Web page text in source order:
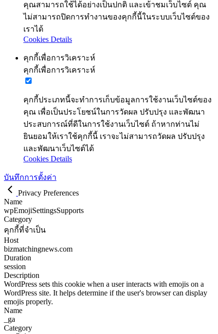
คุณสามารถใช้ได้อย่างเป็นปกติ และเข้าชมเว็บไซต์ คุณ
ไม่สามารถปิดการทำงานของคุกกี้นี้ในระบบเว็บไซต์ของ
เราได้
Cookies Details
คุกกี้เพื่อการวิเคราะห์
คุกกี้เพื่อการวิเคราะห์
คุกกี้ประเภทนี้จะทำการเก็บข้อมูลการใช้งานเว็บไซต์ของ
คุณ เพื่อเป็นประโยชน์ในการวัดผล ปรับปรุง และพัฒนา
ประสบการณ์ที่ดีในการใช้งานเว็บไซต์ ถ้าหากท่านไม่
ยินยอมให้เราใช้คุกกี้นี้ เราจะไม่สามารถวัดผล ปรับปรุง
และพัฒนาเว็บไซต์ได้
Cookies Details
บันทึกการตั้งค่า
Privacy Preferences
Name
wpEmojiSettingsSupports
Category
คุกกี้ที่จำเป็น
Host
bizmatchingnews.com
Duration
session
Description
WordPress sets this cookie when a user interacts with emojis on a
WordPress site. It helps determine if the user's browser can display
emojis properly.
Name
_ga
Category